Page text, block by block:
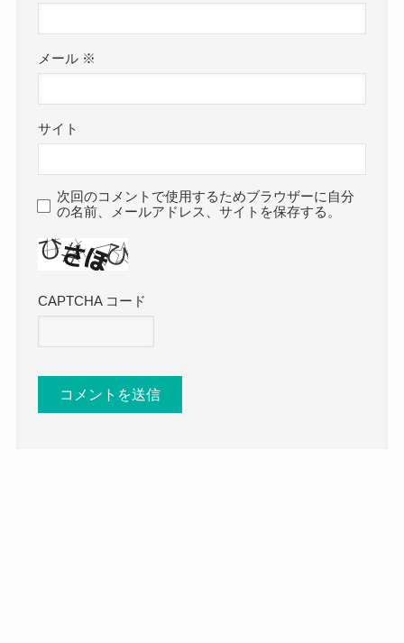
メール ※
サイト
次回のコメントで使用するためブラウザーに自分
の名前、メールアドレス、サイトを保存する。
CAPTCHA コード